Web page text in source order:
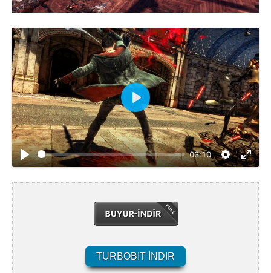
03:10
O
y
n
a
t
TURBOBIT İNDIR